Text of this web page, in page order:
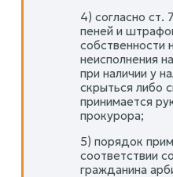
4) согласно
пеней и
собственности
неисполнения
при наличии у
скрыться либо
принимается
прокурора;
5) порядок
соответствии
гражданина